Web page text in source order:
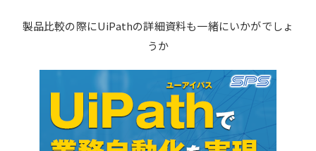
製品比較の際にUiPathの詳細資料も一緒にいかがでしょ
うか